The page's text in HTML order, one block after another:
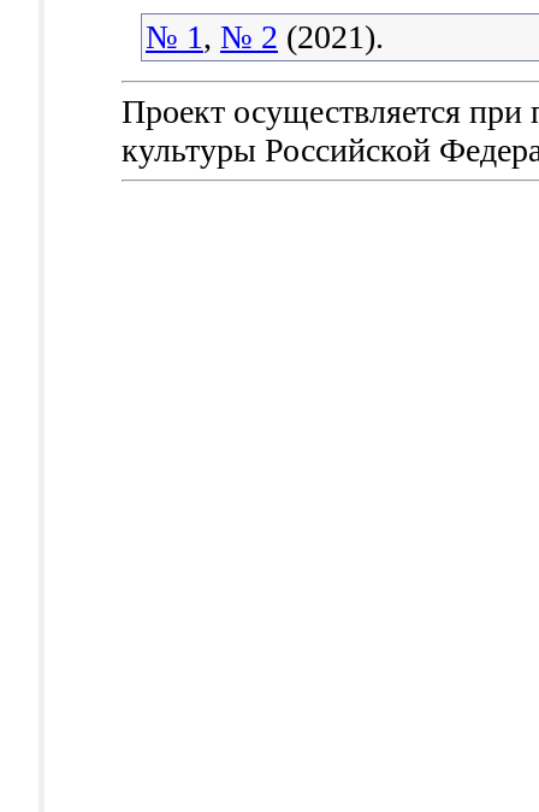
№ 1, № 2 (2021).
Проект осуществляется
культуры Российской